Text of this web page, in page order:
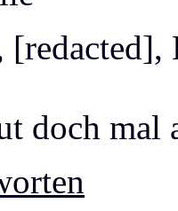
[redacted],
doch mal